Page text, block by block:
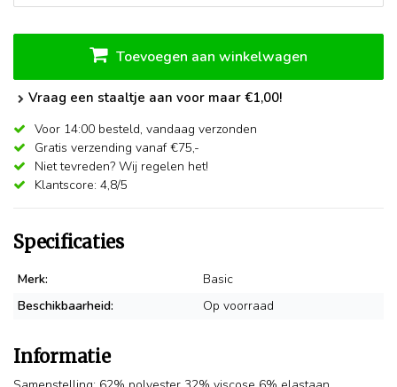
Toevoegen aan winkelwagen
Vraag een staaltje aan voor maar €1,00!
Voor 14:00 besteld, vandaag verzonden
Gratis verzending vanaf €75,-
Niet tevreden? Wij regelen het!
Klantscore: 4,8/5
Specificaties
Merk:
Basic
Beschikbaarheid:
Op voorraad
Informatie